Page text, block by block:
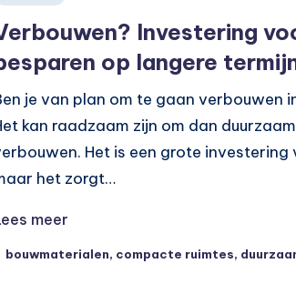
Investering
op langere
je van plan om te gaan verbouwen
kan raadzaam zijn om dan
Het is een grote investering
het zorgt…
meer
bouwmaterialen, compacte ruimtes,